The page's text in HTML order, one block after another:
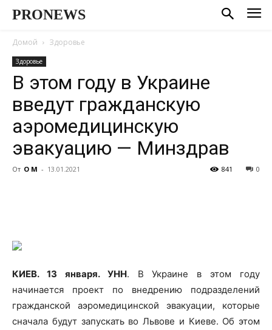
PRONEWS
Домой Здоровье
Здоровье
В этом году в Украине
введут гражданскую
аэромедицинскую
эвакуацию — Минздрав
От О М - 13.01.2021 0
841
КИЕВ. 13 января. УНН. В Украине в этом году
начинается проект по внедрению подразделений
гражданской аэромедицинской эвакуации, которые
сначала будут запускать во Львове и Киеве. Об этом